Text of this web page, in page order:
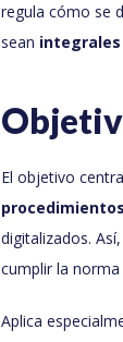
regula cómo se
sean
El objetivo
procedimientos
digitalizados.
cumplir la
Aplica